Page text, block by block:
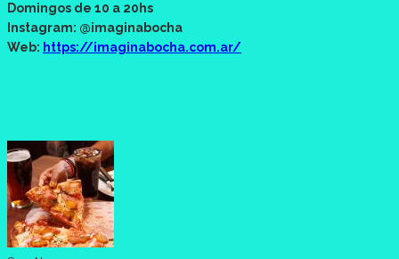
Domingos de 10 a 20hs
Instagram: @imaginabocha
Web: https://imaginabocha.com.ar/